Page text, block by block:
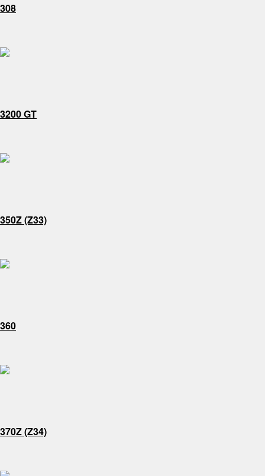
308
3200 GT
350Z (Z33)
360
370Z (Z34)